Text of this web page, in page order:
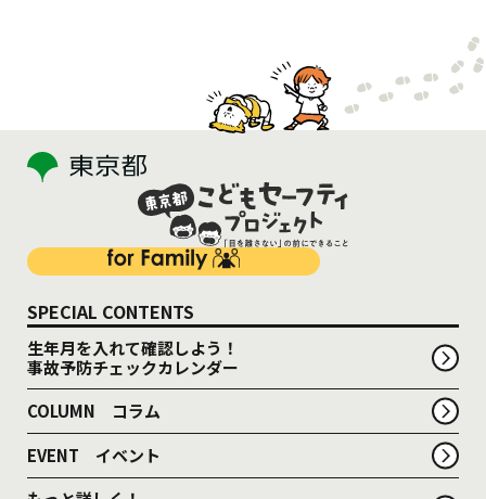
SPECIAL CONTENTS
生年月を入れて確認しよう！
事故予防チェックカレンダー
COLUMN コラム
EVENT イベント